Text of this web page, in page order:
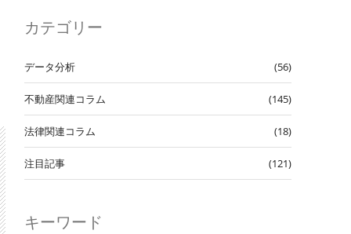
カテゴリー
データ分析 (56)
不動産関連コラム (145)
法律関連コラム (18)
注目記事 (121)
キーワード